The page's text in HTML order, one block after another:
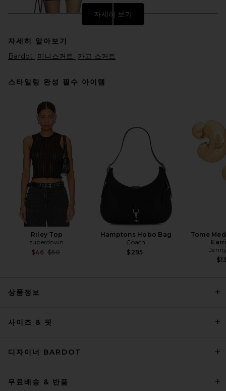
Jade Cropper High Waisted
Mini Skirt in Black
Jade Cropper
$745
Sculpted Mini Skirt in Black
자세히 보기
자세히 알아보기
Bardot
미니스커트 카고 스커트
스타일링 완성 필수 아이템
Riley Top
superdown
$46 Previous price:
$50
Hamptons Hobo Bag
Coach
$295
Tome
상품정보
사이즈 & 핏
디자이너 BARDOT
무료배송 & 반품